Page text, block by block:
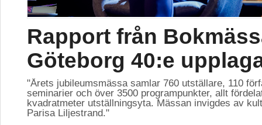
Rapport från
Göteborg 40:e
"Årets jubileumsmässa samlar 760 utställare, 110
seminarier och över 3500 programpunkter, allt
kvadratmeter utställningsyta. Mässan invigdes av
Parisa Liljestrand."